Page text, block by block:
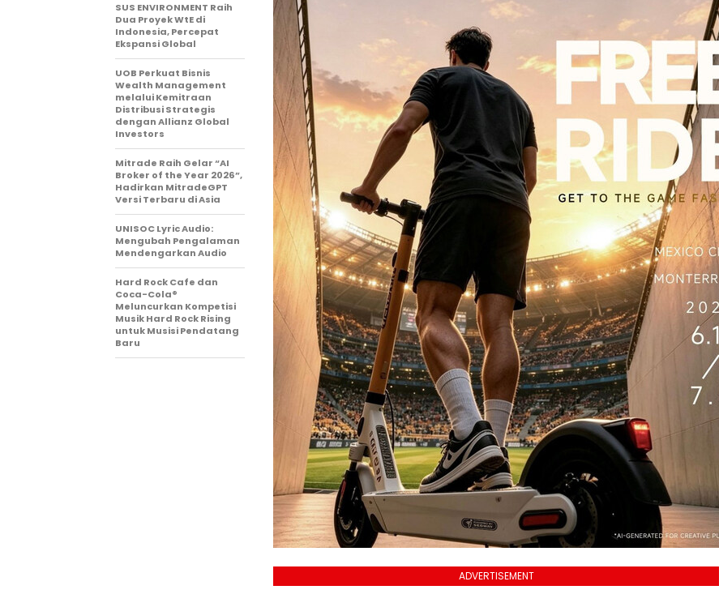
ADVERTISEMENT
SUS ENVIRONMENT Raih
Dua Proyek WtE di
Indonesia, Percepat
Ekspansi Global
UOB Perkuat Bisnis
Wealth Management
melalui Kemitraan
Distribusi Strategis
dengan Allianz Global
Investors
Mitrade Raih Gelar “AI
Broker of the Year 2026”,
Hadirkan MitradeGPT
Versi Terbaru di Asia
UNISOC Lyric Audio:
Mengubah Pengalaman
Mendengarkan Audio
Hard Rock Cafe dan
Coca-Cola®
Meluncurkan Kompetisi
Musik Hard Rock Rising
untuk Musisi Pendatang
Baru